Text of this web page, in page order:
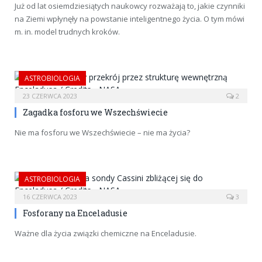
Już od lat osiemdziesiątych naukowcy rozważają to, jakie czynniki
na Ziemi wpłynęły na powstanie inteligentnego życia. O tym mówi
m. in. model trudnych kroków.
ASTROBIOLOGIA
23 CZERWCA 2023 2
Zagadka fosforu we Wszechświecie
Nie ma fosforu we Wszechświecie – nie ma życia?
ASTROBIOLOGIA
16 CZERWCA 2023 3
Fosforany na Enceladusie
Ważne dla życia związki chemiczne na Enceladusie.